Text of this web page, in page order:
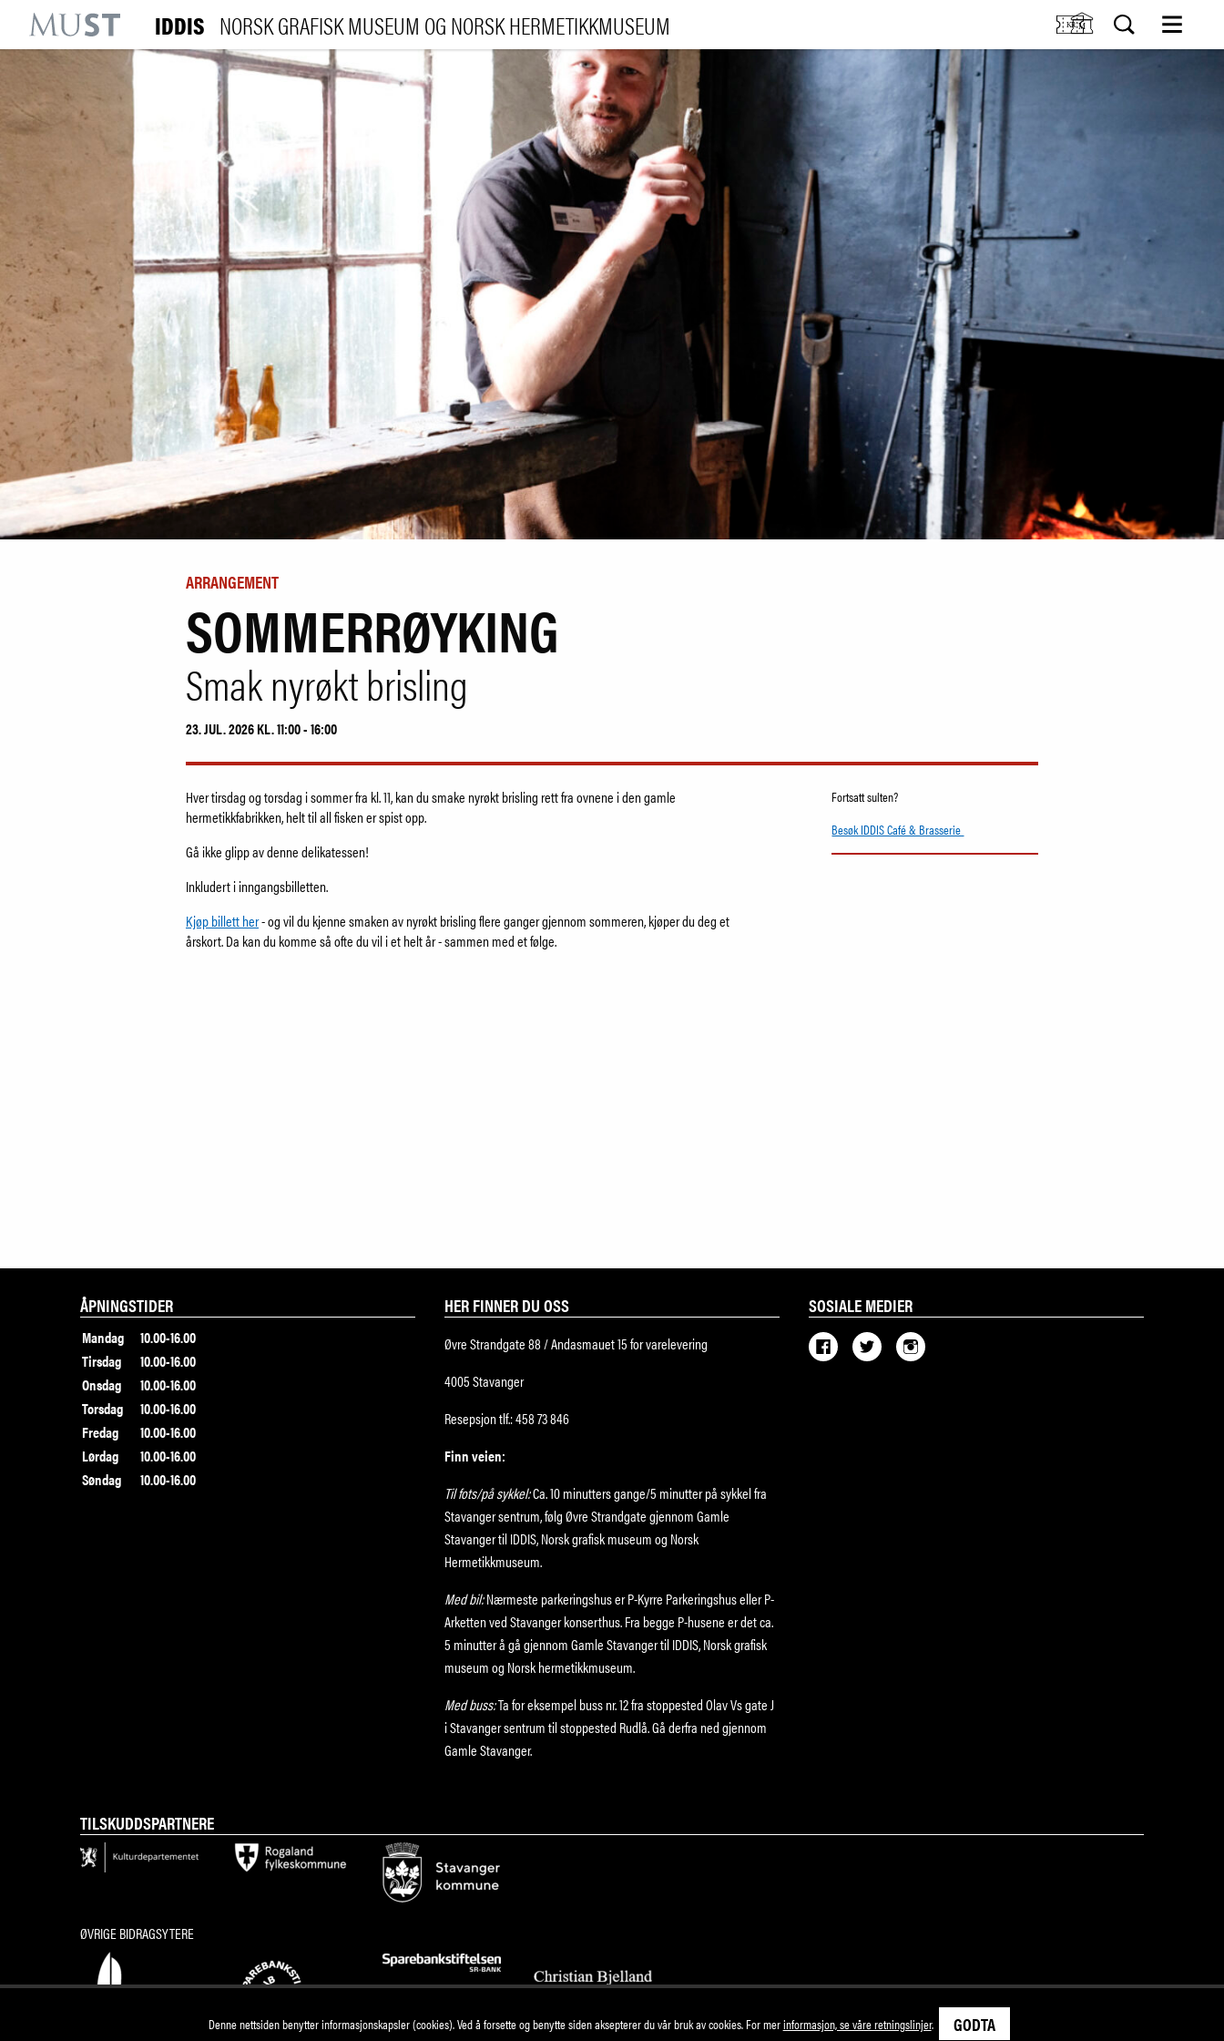
BESØK OSS
UTSTILLINGER
ARRANGEMENTER
LÆRING
Kjøp billett og årskort
Forskning
Fristelser i museumsbutikken
IDDIS Café & Brasserie
Venneforening
Iddisklubben
Om museet
Visste du at
SØK
IDDIS NORSK GRAFISK MUSEUM OG NORSK HERMETIKKMUSEUM M
ARRANGEMENT
SOMMERRØYKING
Smak nyrøkt brisling
23. JUL. 2026 KL. 11:00 - 16:00
Hver tirsdag og torsdag i sommer fra kl. 11, kan du smake nyrøkt brisling rett fra ovnene i den gamle
hermetikkfabrikken, helt til all fisken er spist opp.
Gå ikke glipp av denne delikatessen!
Inkludert i inngangsbilletten.
Kjøp billett her- og vil du kjenne smaken av nyrøkt brisling flere ganger gjennom sommeren, kjøper du deg et
årskort. Da kan du komme så ofte du vil i et helt år - sammen med et følge.
Fortsatt sulten?
Besøk IDDIS Café & Brasserie
ÅPNINGSTIDER
Mandag
10.00-16.00
Tirsdag
10.00-16.00
Onsdag
10.00-16.00
Torsdag
10.00-16.00
Fredag
10.00-16.00
Lørdag
10.00-16.00
Søndag
10.00-16.00
HER FINNER DU OSS
Øvre Strandgate 88 / Andasmauet 15 for varelevering
4005 Stavanger
Resepsjon tlf.: 458 73 846
Finn veien:
Til fots/på sykkel:Ca. 10 minutters gange/5 minutter på sykkel fra
Stavanger sentrum, følg Øvre Strandgate gjennom Gamle
Stavanger til IDDIS, Norsk grafisk museum og Norsk
Hermetikkmuseum.
Med bil:Nærmeste parkeringshus er P-Kyrre Parkeringshus eller P-
Arketten ved Stavanger konserthus. Fra begge P-husene er det ca.
5 minutter å gå gjennom Gamle Stavanger til IDDIS, Norsk grafisk
museum og Norsk hermetikkmuseum.
Med buss:Ta for eksempel buss nr. 12 fra stoppested Olav Vs gate J
i Stavanger sentrum til stoppested Rudlå. Gå derfra ned gjennom
Gamle Stavanger.
SOSIALE MEDIER
TILSKUDDSPARTNERE
ØVRIGE BIDRAGSYTERE
Denne nettsiden benytter informasjonskapsler (cookies). Ved å forsette og benytte siden aksepterer du vår bruk av cookies. For merinformasjon, se våre retningslinjer. GODTA